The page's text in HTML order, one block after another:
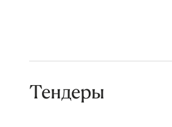
Тендеры